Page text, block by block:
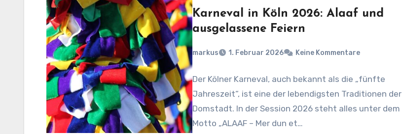
Karneval in Köln 2026: Alaaf und
ausgelassene Feiern
markus 1. Februar 2026 Keine Kommentare
Der Kölner Karneval, auch bekannt als die „fünfte
Jahreszeit“, ist eine der lebendigsten Traditionen der
Domstadt. In der Session 2026 steht alles unter dem
Motto „ALAAF – Mer dun et…